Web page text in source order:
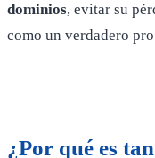
dominios, evitar su
como un verdadero
¿Por qué es